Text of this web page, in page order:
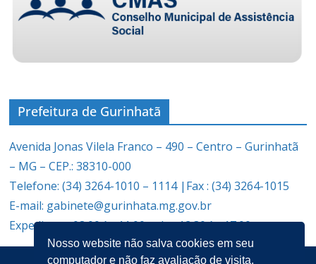
Prefeitura de Gurinhatã
Avenida Jonas Vilela Franco – 490 – Centro – Gurinhatã
– MG – CEP.: 38310-000
Telefone: (34) 3264-1010 – 1114 |Fax : (34) 3264-1015
E-mail: gabinete@gurinhata.mg.gov.br
Expediente: 08:00 às 11:00 e das 12:30 às 17:00
Nosso website não salva cookies em seu
computador e não faz avaliação de visita.